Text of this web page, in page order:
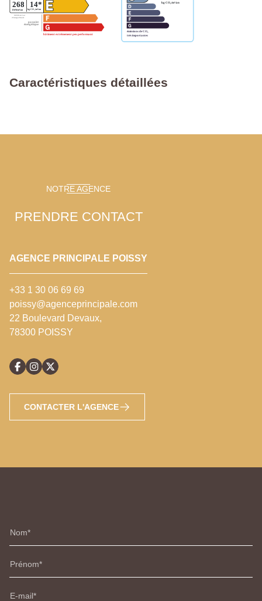
Caractéristiques détaillées
NOTRE AGENCE
PRENDRE CONTACT
AGENCE PRINCIPALE POISSY
+33 1 30 06 69 69
poissy@agenceprincipale.com
22 Boulevard Devaux,
78300 POISSY
CONTACTER L'AGENCE
Nom
Prénom
E-mail